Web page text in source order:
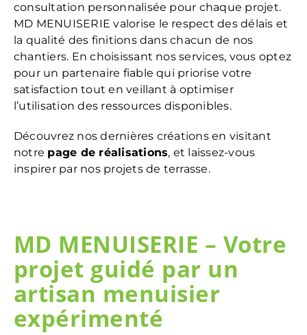
consultation personnalisée pour chaque projet.
MD MENUISERIE valorise le respect des délais et
la qualité des finitions dans chacun de nos
chantiers. En choisissant nos services, vous optez
pour un partenaire fiable qui priorise votre
satisfaction tout en veillant à optimiser
l’utilisation des ressources disponibles.
Découvrez nos dernières créations en visitant
notre page de réalisations, et laissez-vous
inspirer par nos projets de terrasse.
MD MENUISERIE – Votre
projet guidé par un
artisan menuisier
expérimenté